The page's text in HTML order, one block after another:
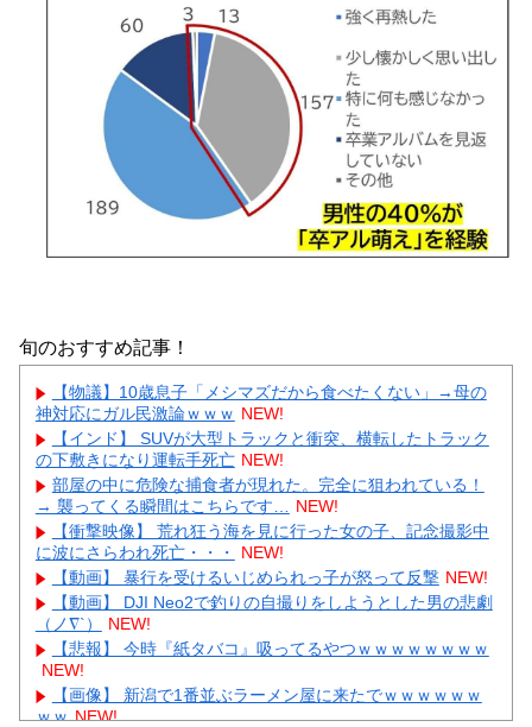
旬のおすすめ記事！
【物議】10歳息子「メシマズだから食べたくない」→母の
神対応にガル民激論ｗｗｗ NEW!
【インド】 SUVが大型トラックと衝突、横転したトラック
の下敷きになり運転手死亡 NEW!
部屋の中に危険な捕食者が現れた。完全に狙われている！
→ 襲ってくる瞬間はこちらです…
NEW!
【衝撃映像】 荒れ狂う海を見に行った女の子、記念撮影中
に波にさらわれ死亡・・・
NEW!
【動画】 暴行を受けるいじめられっ子が怒って反撃 NEW!
【動画】 DJI Neo2で釣りの自撮りをしようとした男の悲劇
（ノ∇`）
NEW!
【悲報】 今時『紙タバコ』吸ってるやつｗｗｗｗｗｗｗｗ
NEW!
【画像】 新潟で1番並ぶラーメン屋に来たでｗｗｗｗｗｗ
ｗｗ NEW!